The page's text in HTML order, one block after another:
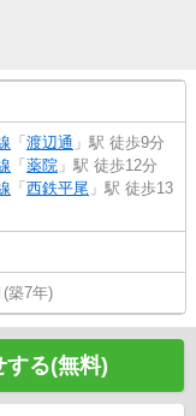
「 渡辺通 」駅 徒歩9分
「 薬院 」駅 徒歩12分
「 西鉄平尾 」駅 徒歩13
(築7年)
する(無料)